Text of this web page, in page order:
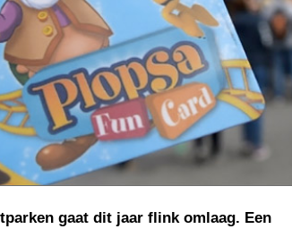
gaat dit jaar flink omlaag. Een